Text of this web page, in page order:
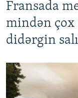
Fransada
mindən çox
didərgin